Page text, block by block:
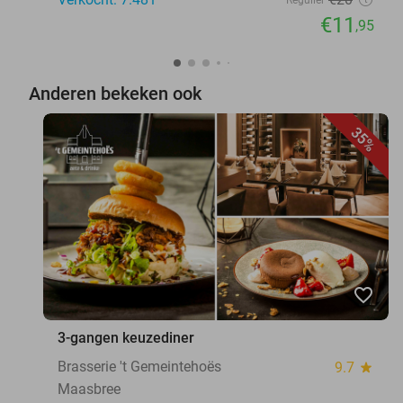
€11 ,95
Anderen bekeken ook
35%
favorite_border
3-gangen keuzediner
Brasserie 't Gemeintehoës
9.7 star
Maasbree